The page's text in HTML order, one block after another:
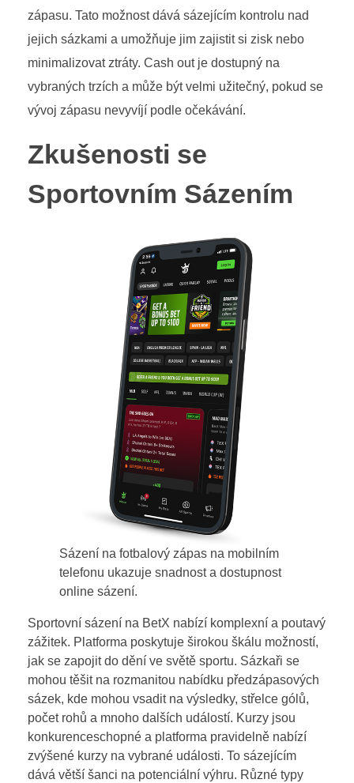
zápasu. Tato možnost dává sázejícím kontrolu nad
jejich sázkami a umožňuje jim zajistit si zisk nebo
minimalizovat ztráty. Cash out je dostupný na
vybraných trzích a může být velmi užitečný, pokud se
vývoj zápasu nevyvíjí podle očekávání.
Zkušenosti se
Sportovním Sázením
Sázení na fotbalový zápas na mobilním
telefonu ukazuje snadnost a dostupnost
online sázení.
Sportovní sázení na BetX nabízí komplexní a poutavý
zážitek. Platforma poskytuje širokou škálu možností,
jak se zapojit do dění ve světě sportu. Sázkaři se
mohou těšit na rozmanitou nabídku předzápasových
sázek, kde mohou vsadit na výsledky, střelce gólů,
počet rohů a mnoho dalších událostí. Kurzy jsou
konkurenceschopné a platforma pravidelně nabízí
zvýšené kurzy na vybrané události. To sázejícím
dává větší šanci na potenciální výhru. Různé typy